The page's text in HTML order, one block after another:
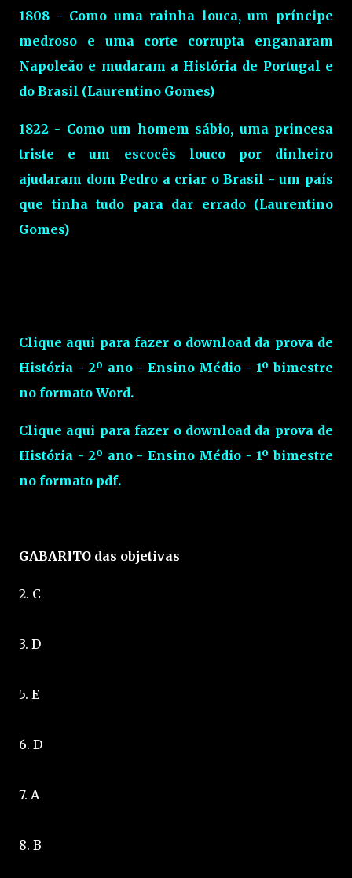
1808 - Como uma rainha louca, um príncipe
medroso e uma corte corrupta enganaram
Napoleão e mudaram a História de Portugal e
do Brasil (Laurentino Gomes)
1822 - Como um homem sábio, uma princesa
triste e um escocês louco por dinheiro
ajudaram dom Pedro a criar o Brasil - um país
que tinha tudo para dar errado (Laurentino
Gomes)
Clique aqui para fazer o download da prova de
História - 2º ano - Ensino Médio - 1º bimestre
no formato Word.
Clique aqui para fazer o download da prova de
História - 2º ano - Ensino Médio - 1º bimestre
no formato pdf.
GABARITO das objetivas
2. C
3. D
5. E
6. D
7. A
8. B